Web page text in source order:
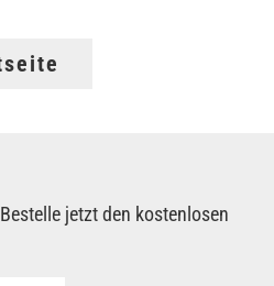
jetzt den kostenlosen